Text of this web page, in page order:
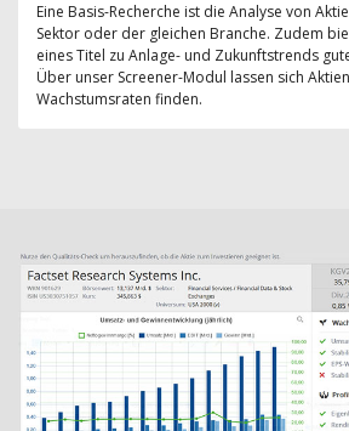
Eine Basis-Recherche ist die Analyse von
Sektor oder der gleichen Branche. Zudem
eines Titel zu Anlage- und Zukunftstrends
Über unser Screener-Modul lassen sich
Wachstumsraten finden.